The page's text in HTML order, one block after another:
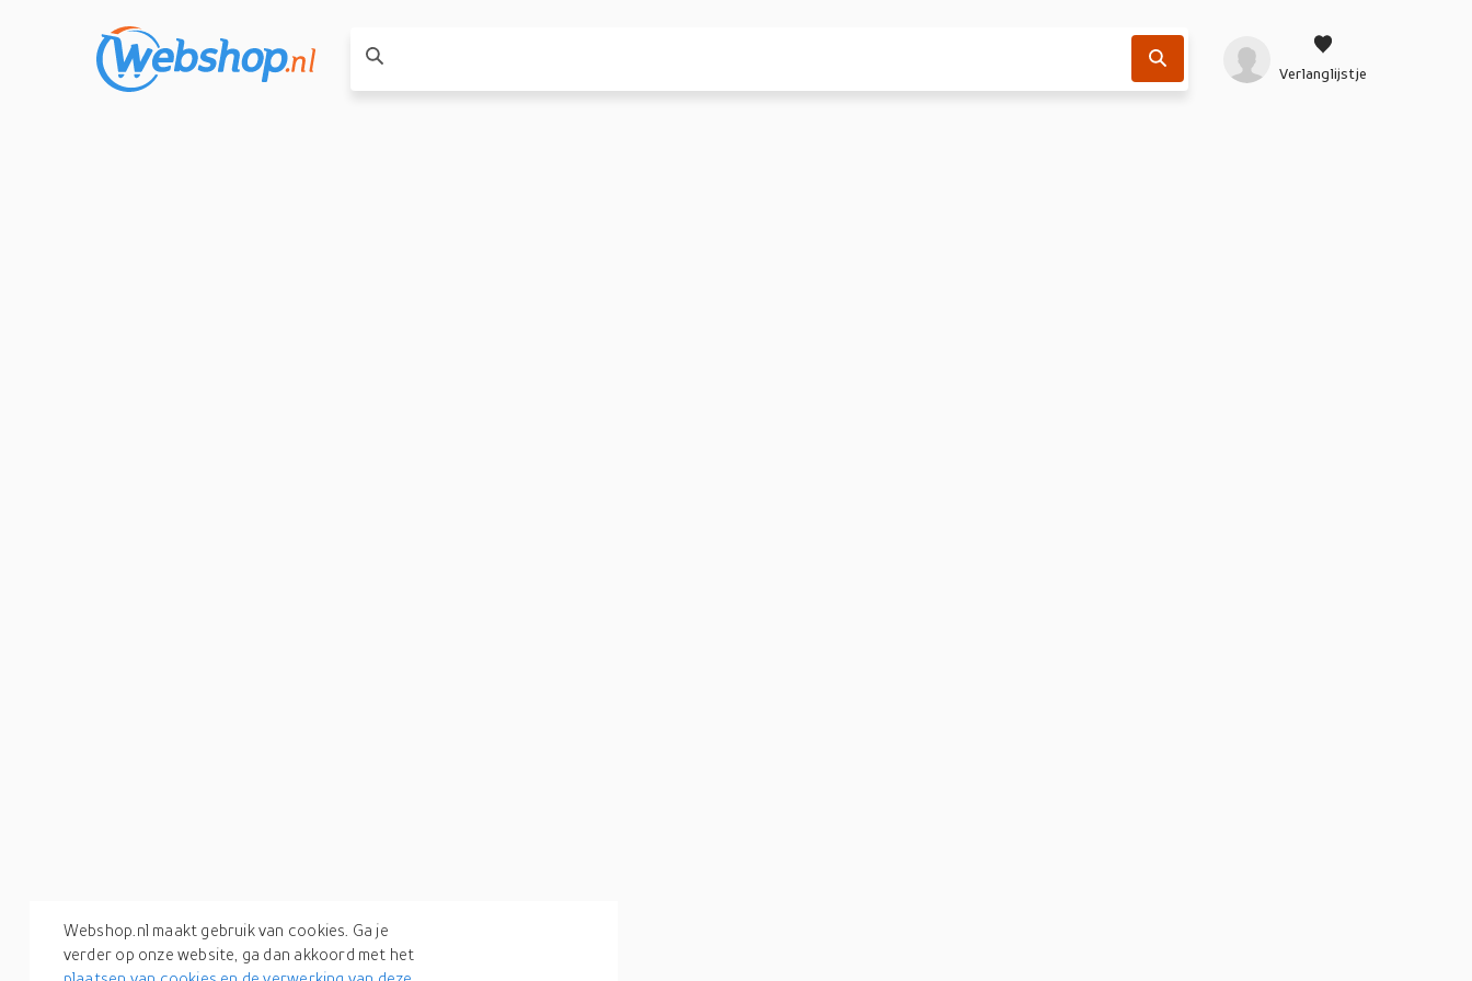
Verlanglijstje
Webshop.nl maakt gebruik van cookies. Ga je
verder op onze website, ga dan akkoord met het